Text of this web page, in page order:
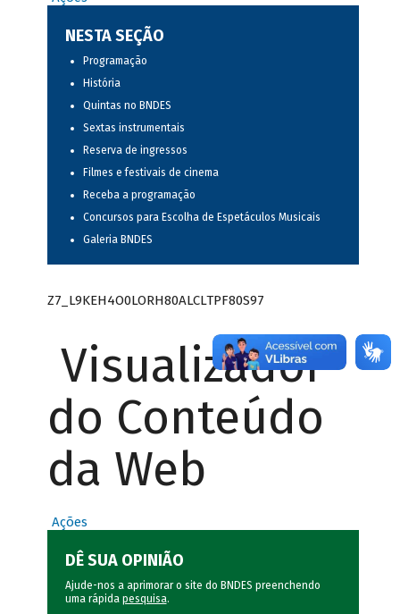
NESTA SEÇÃO
Programação
História
Quintas no BNDES
Sextas instrumentais
Reserva de ingressos
Filmes e festivais de cinema
Receba a programação
Concursos para Escolha de Espetáculos Musicais
Galeria BNDES
Z7_L9KEH4O0LORH80ALCLTPF80S97
Visualizador
do Conteúdo
da Web
Ações
DÊ SUA OPINIÃO
Ajude-nos a aprimorar o site do BNDES preenchendo
uma rápida pesquisa.